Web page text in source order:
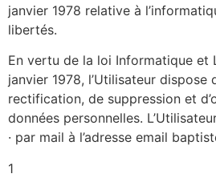
janvier 1978 relative à
libertés.
En vertu de la loi Informatique et
janvier 1978, l’Utilisateur dispose
rectification, de suppression et
données personnelles.
· par mail à l’adresse email
1